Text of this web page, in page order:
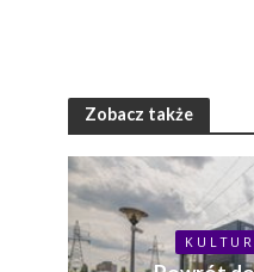
Zobacz także
K U L T U